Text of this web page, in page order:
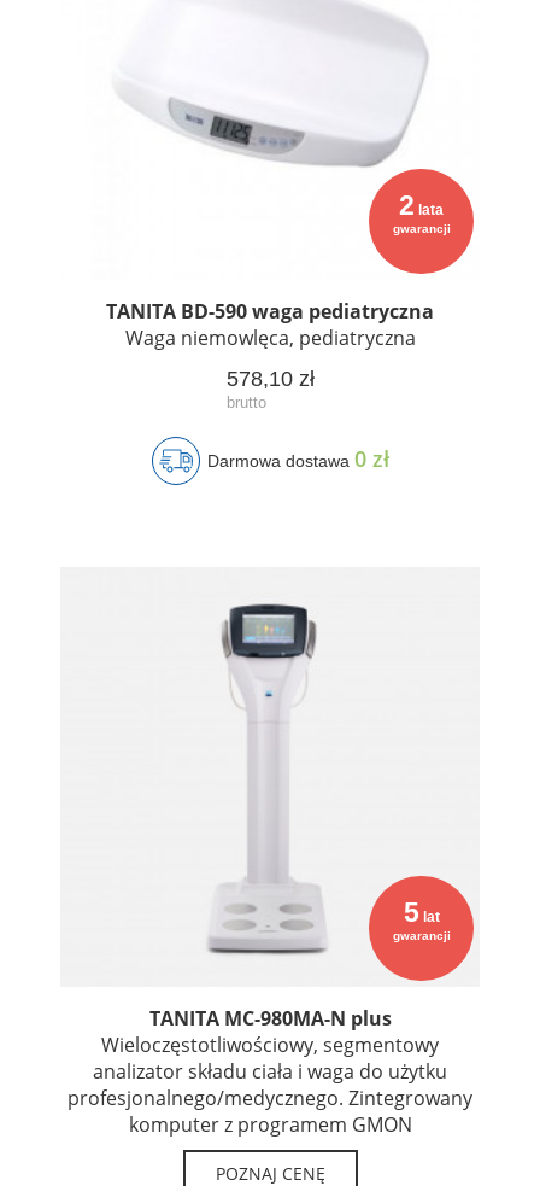
2 lata
gwarancji
TANITA BD-590 waga pediatryczna
Waga niemowlęca, pediatryczna
578,10 zł
Darmowa dostawa 0 zł
5 lat
gwarancji
TANITA MC-980MA-N plus
Wieloczęstotliwościowy, segmentowy
analizator składu ciała i waga do użytku
profesjonalnego/medycznego. Zintegrowany
komputer z programem GMON
POZNAJ CENĘ